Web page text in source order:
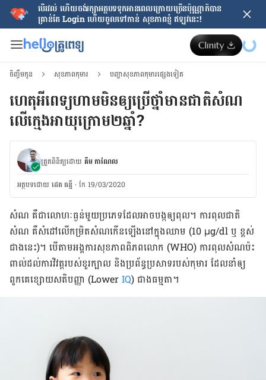
បើរវល់ ហើយចង់​រក្សាអត្ថបទទុកអានពេលក្រោយ​ច្រើនប៉ុណ្ណាក៏បាន
គ្រាន់តែ​ Login ហើយចូលទៅកាន់ សុខភាពខ្ញុំ ឥឡូវនេះ!
ចិញ្ចឹមកូន សុខភាពកុមារ បញ្ហាសុខភាពកុមារផ្សេងទៀត
ហេតុអីពេទ្យហាមមិនឲ្យប្រើថ្នាំមានជាតិសំណ
លើក្មេងអាយុក្រោម២ឆ្នាំ?
ត្រួតពិនិត្យដោយ គឹម កាណែល
អត្ថបទ​ដោយ ដេត ធន្នី ·កែ 19/03/2020
សំណ គឺ​ជា​លោហៈ​ធ្ងន់​មួយ​ប្រភេទ​ដែល​អាច​បង្ក​ឲ្យ​ពុល។ ការ​ពុល​ជា​តិ​
សំណ​ គឺ​សំដៅ​លើ​កម្រិត​សំណ​កើន​ឡើង​នៅ​ក្នុង​ឈាម (10 μg/dl ឬ ខ្ពស់​
ជាង​នេះ)។ បើតាមអង្គការសុខភាពពិភពលោក (WHO) ការពុលសំណប៉ះ​
ពាល់​ដល់​ការ​វិវត្ត​របស់​ខួរ​ក្បាល និង​ប្រព័ន្ធ​ប្រសាទ​របស់​កុមារ ដែល​នាំ​ឲ្យ
ពួក​គេ​ខ្សោយ​សតិ​បញ្ញា (LowerIQ) ជាង​ធម្មតា។